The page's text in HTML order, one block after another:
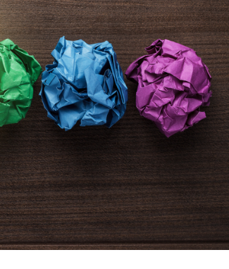
Digital Transformation (Trasformazione Digitale)